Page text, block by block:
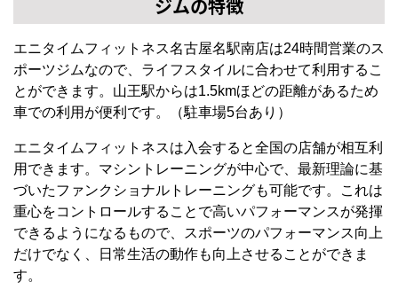
ジムの特徴
エニタイムフィットネス名古屋名駅南店は24時間営業のス
ポーツジムなので、ライフスタイルに合わせて利用するこ
とができます。山王駅からは1.5kmほどの距離があるため
車での利用が便利です。（駐車場5台あり）
エニタイムフィットネスは入会すると全国の店舗が相互利
用できます。マシントレーニングが中心で、最新理論に基
づいたファンクショナルトレーニングも可能です。これは
重心をコントロールすることで高いパフォーマンスが発揮
できるようになるもので、スポーツのパフォーマンス向上
だけでなく、日常生活の動作も向上させることができま
す。